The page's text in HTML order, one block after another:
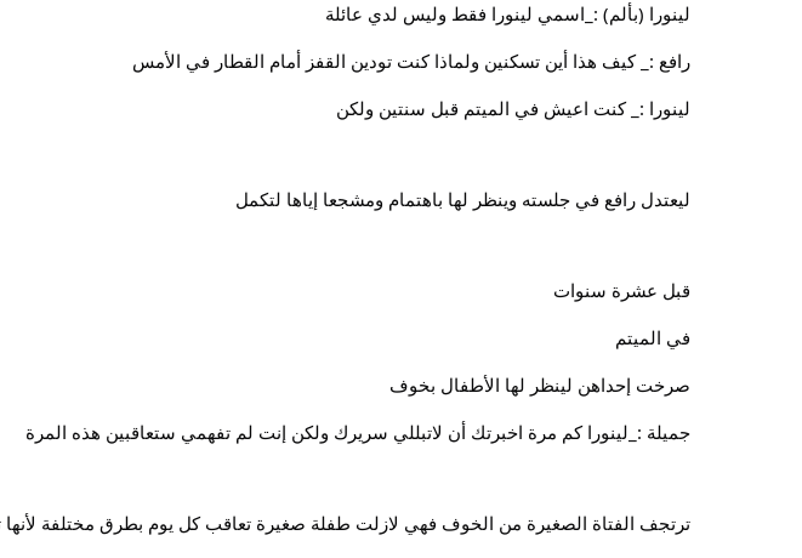
لينورا (بألم) :_اسمي لينورا فقط وليس لدي عائلة
رافع :_ كيف هذا أين تسكنين ولماذا كنت تودين القفز أمام القطار في الأمس
لينورا :_ كنت اعيش في الميتم قبل سنتين ولكن
ليعتدل رافع في جلسته وينظر لها باهتمام ومشجعا إياها لتكمل
قبل عشرة سنوات
في الميتم
صرخت إحداهن لينظر لها الأطفال بخوف
جميلة :_لينورا كم مرة اخبرتك أن لاتبللي سريرك ولكن إنت لم تفهمي ستعاقبين هذه المرة
ترتجف الفتاة الصغيرة من الخوف فهي لازلت طفلة صغيرة تعاقب كل يوم بطرق مختلفة لأنها